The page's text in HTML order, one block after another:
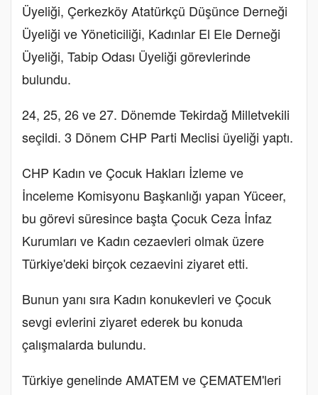
Üyeliği, Çerkezköy Atatürkçü Düşünce Derneği
Üyeliği ve Yöneticiliği, Kadınlar El Ele Derneği
Üyeliği, Tabip Odası Üyeliği görevlerinde
bulundu.
24, 25, 26 ve 27. Dönemde Tekirdağ Milletvekili
seçildi. 3 Dönem CHP Parti Meclisi üyeliği yaptı.
CHP Kadın ve Çocuk Hakları İzleme ve
İnceleme Komisyonu Başkanlığı yapan Yüceer,
bu görevi süresince başta Çocuk Ceza İnfaz
Kurumları ve Kadın cezaevleri olmak üzere
Türkiye'deki birçok cezaevini ziyaret etti.
Bunun yanı sıra Kadın konukevleri ve Çocuk
sevgi evlerini ziyaret ederek bu konuda
çalışmalarda bulundu.
Türkiye genelinde AMATEM ve ÇEMATEM'leri